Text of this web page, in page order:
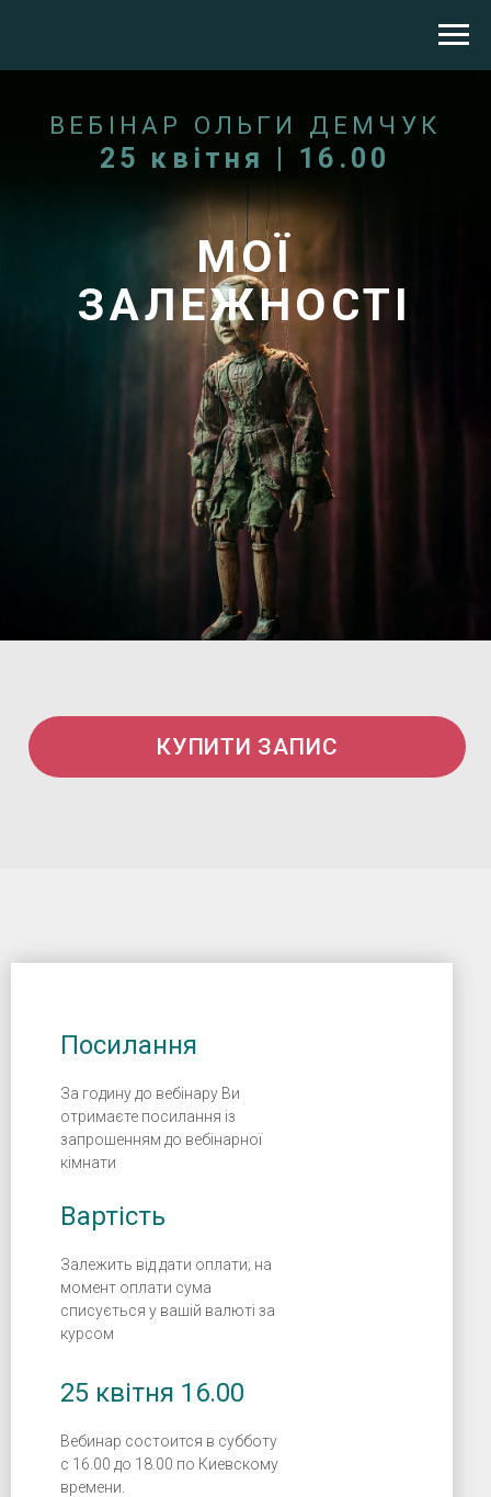
КУПИТИ ЗАПИС
25 квітня | 16.00
МОЇ
ЗАЛЕЖНОСТІ
Залежить від дати оплати; на
момент оплати сума
списується у вашій валюті за
курсом
Вартість
25 квітня 16.00
Вебинар состоится в субботу
с 16.00 до 18.00 по Киевскому
времени.
Посилання
За годину до вебінару Ви
отримаєте посилання із
запрошенням до вебінарної
кімнати